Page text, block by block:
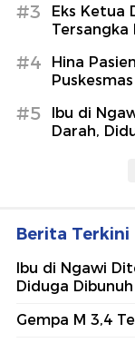
#3
Eks Ketua
Tersangka
#4
Hina
#5
Ibu di
Darah,
Berita Terkini
Ibu di Ngawi
Diduga
Gempa M 3,4